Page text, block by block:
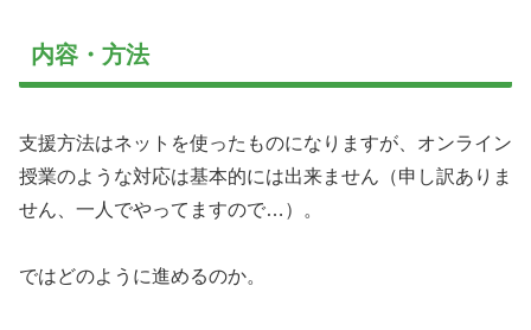
内容・方法
支援方法はネットを使ったものになりますが、オンライン
授業のような対応は基本的には出来ません（申し訳ありま
せん、一人でやってますので…）。
ではどのように進めるのか。